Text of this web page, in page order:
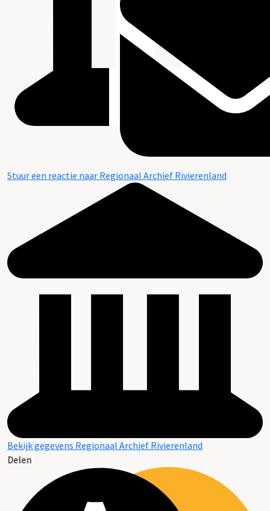
Stuur een reactie naar Regionaal Archief Rivierenland
Bekijk gegevens Regionaal Archief Rivierenland
Delen